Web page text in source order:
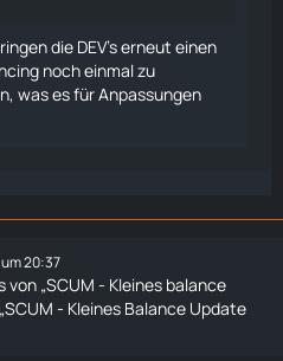
die DEV's erneut einen
noch einmal zu
was es für Anpassungen
20:37
„SCUM - Kleines balance
- Kleines Balance Update